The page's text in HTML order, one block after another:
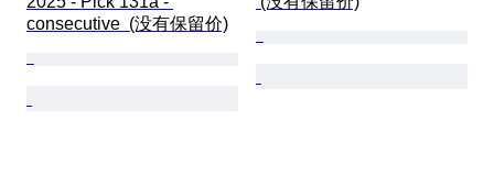
consecutive  (没有保留价)